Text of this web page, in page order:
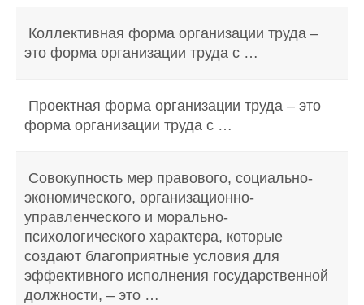
Коллективная форма организации труда –
это форма организации труда с …
Проектная форма организации труда – это
форма организации труда с …
Совокупность мер правового, социально-
экономического, организационно-
управленческого и морально-
психологического характера, которые
создают благоприятные условия для
эффективного исполнения государственной
должности, – это …